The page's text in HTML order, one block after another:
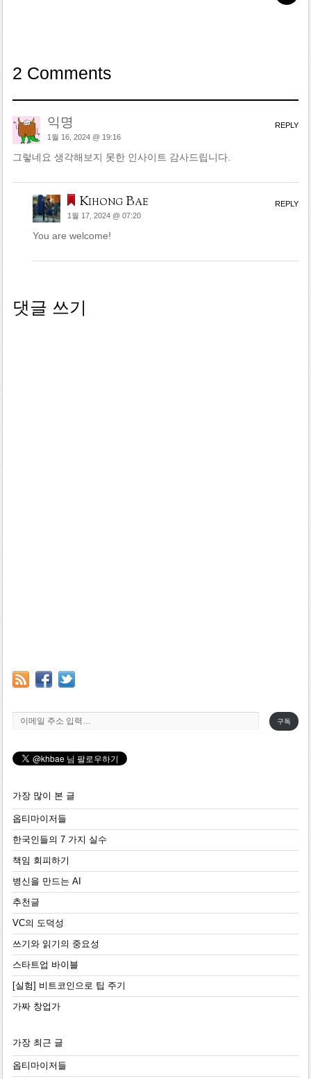
2 Comments
익명
1월 16, 2024 @ 19:16
그렇네요 생각해보지 못한 인사이트 감사드립니다.
REPLY
Kihong Bae
1월 17, 2024 @ 07:20
You are welcome!
REPLY
댓글 쓰기
이메일 주소 입력…
구독
가장 많이 본 글
옵티마이저들
한국인들의 7 가지 실수
책임 회피하기
병신을 만드는 AI
추천글
VC의 도덕성
쓰기와 읽기의 중요성
스타트업 바이블
[실험] 비트코인으로 팁 주기
가짜 창업가
가장 최근 글
옵티마이저들